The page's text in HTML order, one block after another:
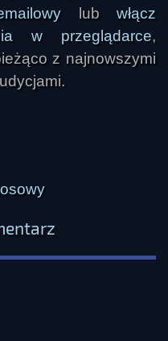
lubwłącz
w przeglądarce,
z najnowszymi